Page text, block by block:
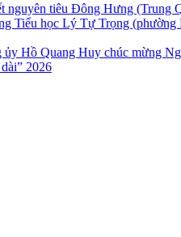
nguyên tiêu Đông Hưng (Trung
Tiểu học Lý Tự Trọng (phường
Hồ Quang Huy chúc mừng
2026